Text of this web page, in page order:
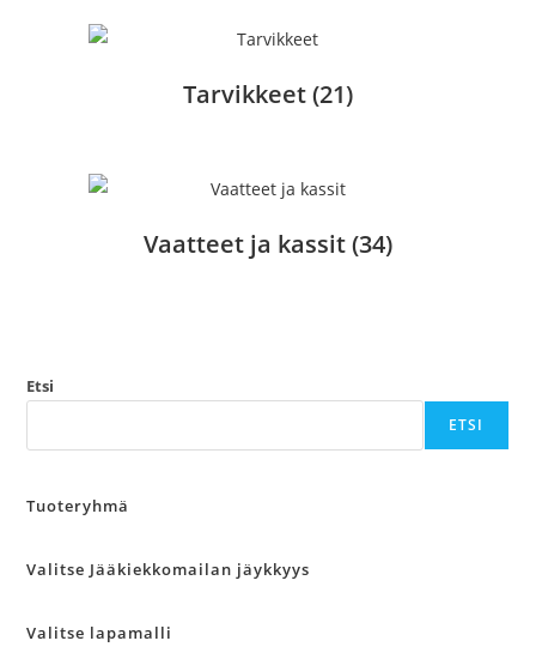
Tarvikkeet(21)
Vaatteet ja kassit(34)
Etsi
ETSI
Tuoteryhmä
Valitse Jääkiekkomailan jäykkyys
Valitse lapamalli